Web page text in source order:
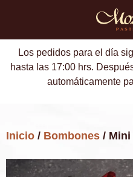
Los pedidos para el día
hasta las 17:00 hrs.
automáticamente
Inicio / Bombones /